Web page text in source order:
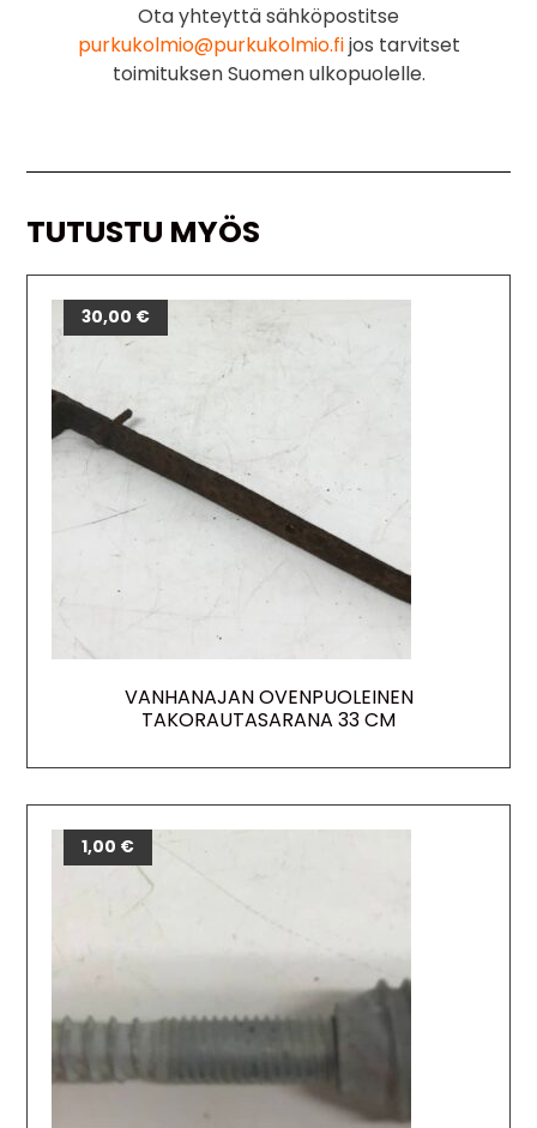
Ota yhteyttä sähköpostitse
purkukolmio@purkukolmio.fijos tarvitset
toimituksen Suomen ulkopuolelle.
TUTUSTU MYÖS
VANHANAJAN OVENPUOLEINEN
TAKORAUTASARANA 33 CM
30,00 €
1,00 €